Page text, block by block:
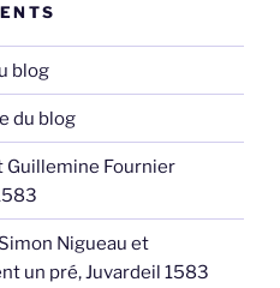
blog
du blog
Guillemine Fournier
Simon Nigueau et
un pré, Juvardeil 1583